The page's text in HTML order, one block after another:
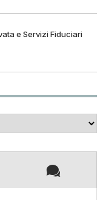
e Servizi Fiduciari